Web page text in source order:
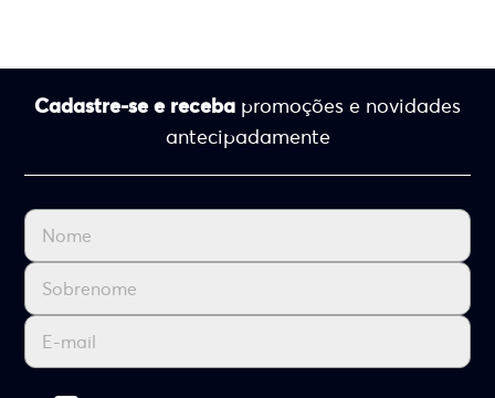
Cadastre-se e receba promoções e novidades
antecipadamente